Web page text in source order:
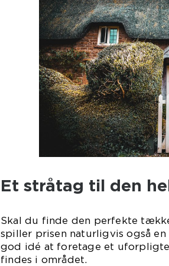
Et stråtag til den
Skal du finde den perfekte
spiller prisen naturligvis også
god idé at foretage et
findes i